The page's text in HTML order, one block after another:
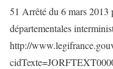
51 Arrêté du 6 mars
départementales
http://